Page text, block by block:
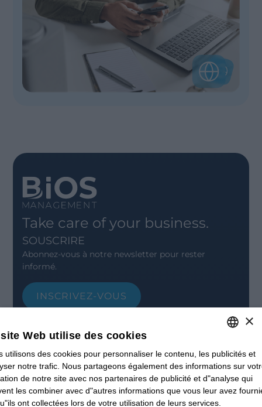
Take care of your business.
SOUSCRIRE
Abonnez-vous à notre newsletter pour rester
informé.
INSCRIVEZ-VOUS
Offices
Contact us
Open positions
STAY UPDATED
Webinars
Past Webinars
News & Events
ITALIAN
FRENCH
×
Web utilise des cookies
utilisons des cookies pour personnaliser le contenu, les publicités et
notre trafic. Nous partageons également des informations sur
de notre site avec nos partenaires de publicité et d"analyse qui
les combiner avec d"autres informations que vous leur avez
ont collectées lors de votre utilisation de leurs services.